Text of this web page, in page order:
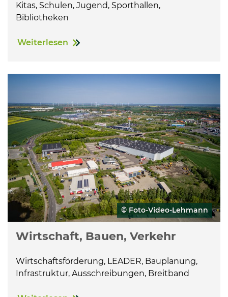
Kitas, Schulen, Jugend, Sporthallen,
Bibliotheken
Weiterlesen
© Foto-Video-Lehmann
Wirtschaft, Bauen, Verkehr
Wirtschaftsförderung, LEADER, Bauplanung,
Infrastruktur, Ausschreibungen, Breitband